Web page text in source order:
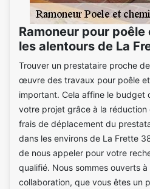
Ramoneur pour
les alentours de La
Trouver un prestataire proche
œuvre des travaux pour poêle
important. Cela affine le budget
votre projet grâce à la
frais de déplacement du
dans les environs de La Frette
de nous appeler pour votre
qualifié. Nous sommes ouverts
collaboration, que vous êtes un